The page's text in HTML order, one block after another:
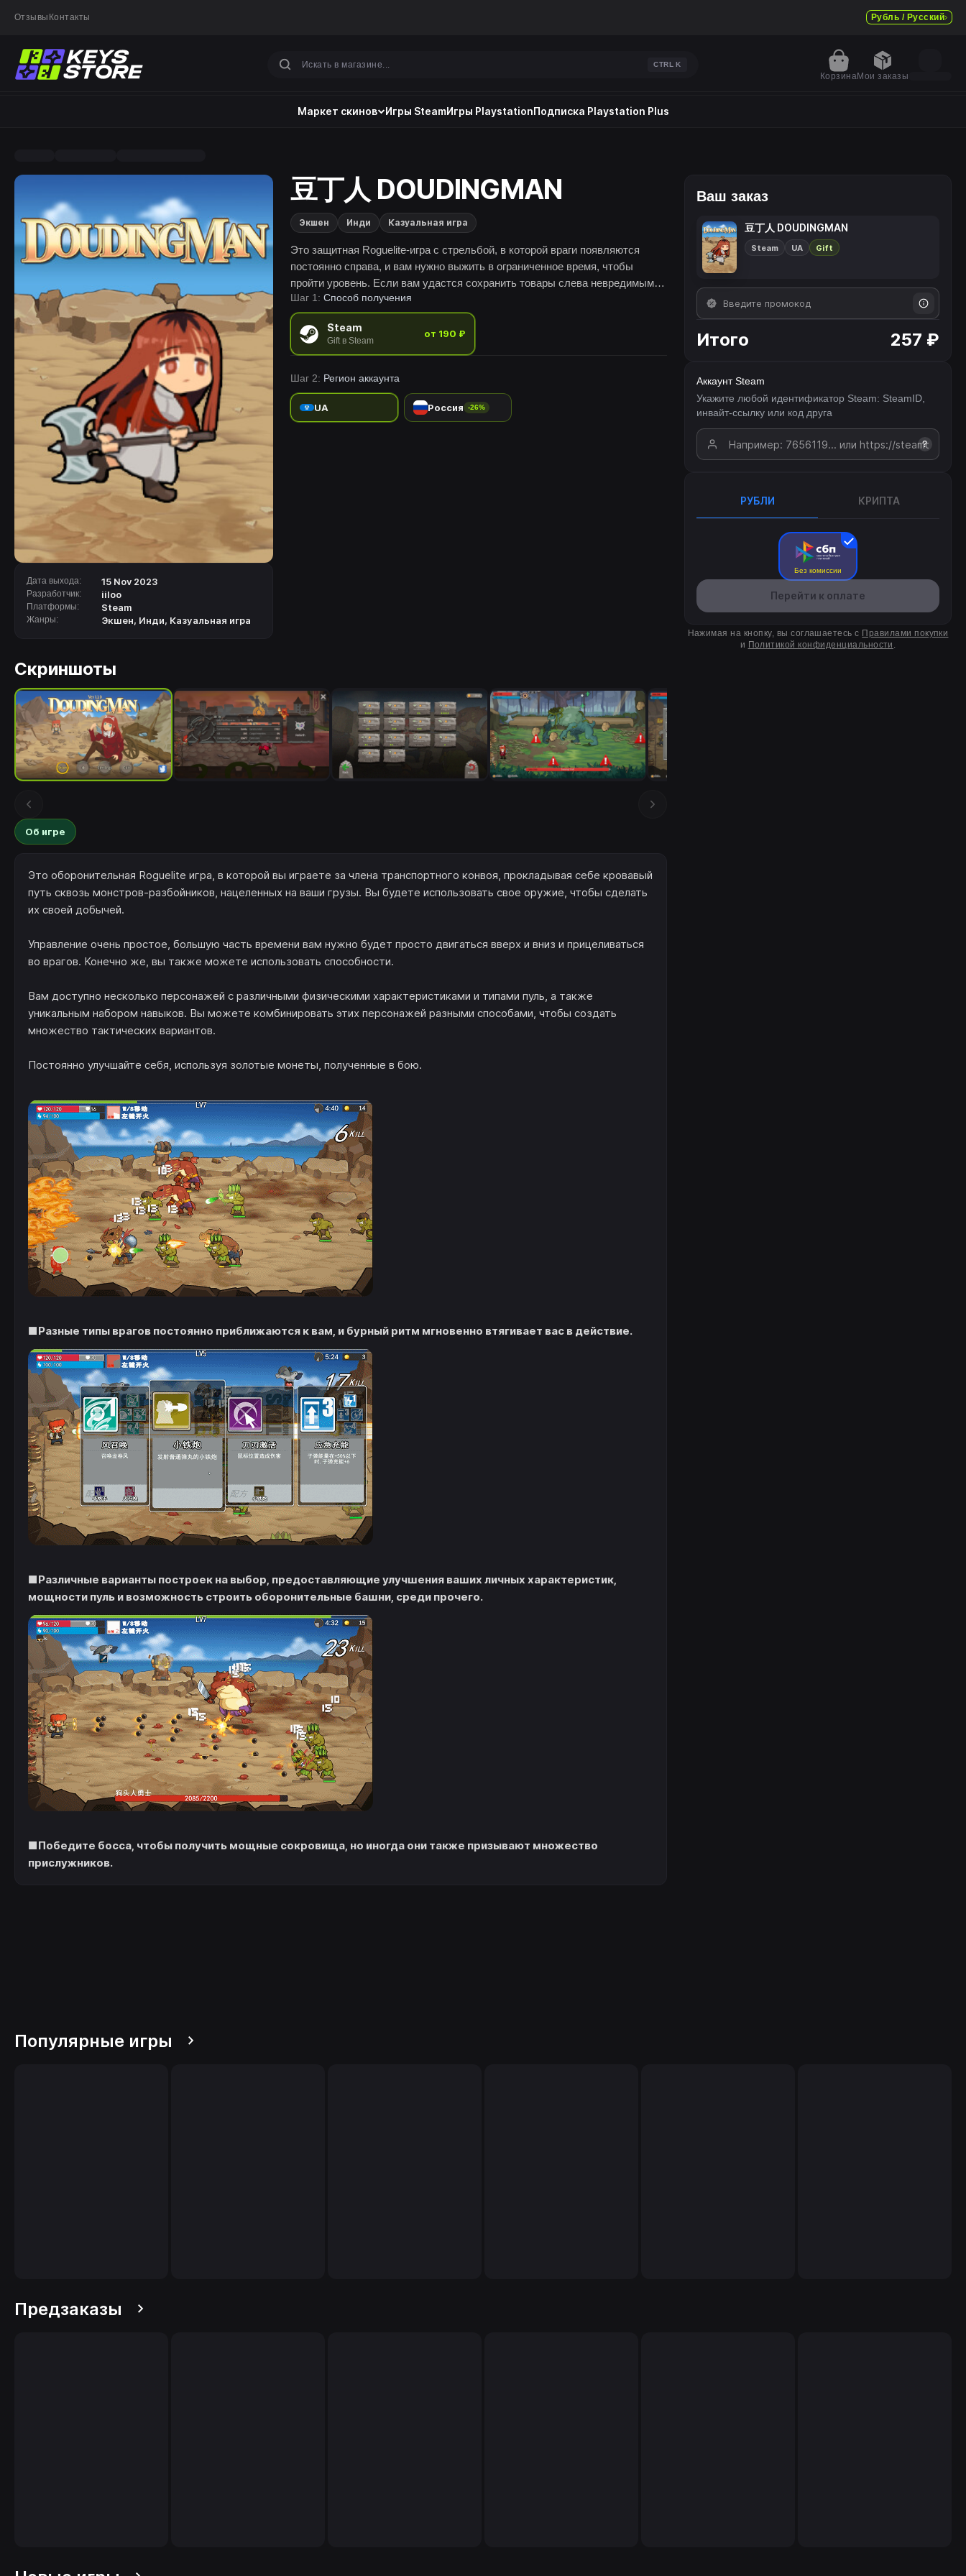
Отзывы Контакты Рубль / Русский
CTRL K
КорзинаМои заказы
Маркет скинов Игры SteamИгры PlaystationПодписка Playstation Plus
Дата выхода: 15 Nov 2023
Разработчик: iiloo
Платформы: Steam
Жанры: Экшен, Инди, Казуальная игра
豆丁人 DOUDINGMAN
Экшен Инди Казуальная игра
Это защитная Roguelite-игра с стрельбой, в которой враги появляются
постоянно справа, и вам нужно выжить в ограниченное время, чтобы
пройти уровень. Если вам удастся сохранить товары слева невредимыми,
то лучше.
Шаг 1: Способ получения
Steam
Gift в Steam
от 190 ₽
Шаг 2: Регион аккаунта
UA Россия -26%
Ваш заказ
豆丁人 DOUDINGMAN
Steam UA Gift
Итого 257 ₽
Аккаунт Steam
Укажите любой идентификатор Steam: SteamID,
инвайт-ссылку или код друга
?
РУБЛИ КРИПТА
Без комиссии
Перейти к оплате
Нажимая на кнопку, вы соглашаетесь с Правилами покупки
и Политикой конфиденциальности .
Скриншоты
Об игре
Это оборонительная Roguelite игра, в которой вы играете за члена транспортного конвоя, прокладывая себе кровавый
путь сквозь монстров-разбойников, нацеленных на ваши грузы. Вы будете использовать свое оружие, чтобы сделать
их своей добычей.
Управление очень простое, большую часть времени вам нужно будет просто двигаться вверх и вниз и прицеливаться
во врагов. Конечно же, вы также можете использовать способности.
Вам доступно несколько персонажей с различными физическими характеристиками и типами пуль, а также
уникальным набором навыков. Вы можете комбинировать этих персонажей разными способами, чтобы создать
множество тактических вариантов.
Постоянно улучшайте себя, используя золотые монеты, полученные в бою.
■Разные типы врагов постоянно приближаются к вам, и бурный ритм мгновенно втягивает вас в действие.
■Различные варианты построек на выбор, предоставляющие улучшения ваших личных характеристик,
мощности пуль и возможность строить оборонительные башни, среди прочего.
■Победите босса, чтобы получить мощные сокровища, но иногда они также призывают множество
прислужников.
Популярные игры
Предзаказы